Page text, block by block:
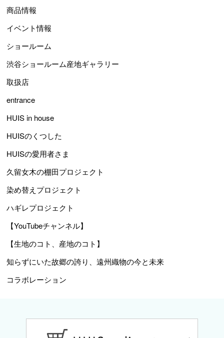
商品情報
イベント情報
ショールーム
渋谷ショールーム産地ギャラリー
取扱店
entrance
HUIS in house
HUISのくつした
HUISの愛用者さま
久留女木の棚田プロジェクト
染め替えプロジェクト
ハギレプロジェクト
【YouTubeチャンネル】
【生地のコト、産地のコト】
知らずにいた故郷の誇り、遠州織物の今と未来
コラボレーション